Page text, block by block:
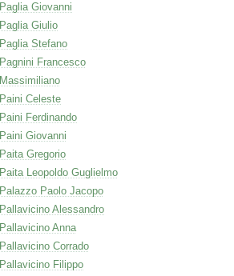
Paglia Giovanni
Paglia Giulio
Paglia Stefano
Pagnini Francesco
Massimiliano
Paini Celeste
Paini Ferdinando
Paini Giovanni
Paita Gregorio
Paita Leopoldo Guglielmo
Palazzo Paolo Jacopo
Pallavicino Alessandro
Pallavicino Anna
Pallavicino Corrado
Pallavicino Filippo